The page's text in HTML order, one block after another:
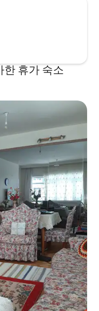
한 휴가 숙소